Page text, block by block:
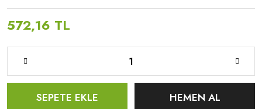
572,16 TL
SEPETE EKLE HEMEN AL